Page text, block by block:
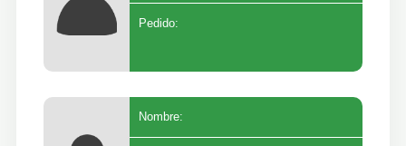
Pedido:
Nombre: